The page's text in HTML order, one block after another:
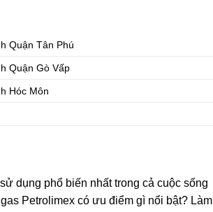
Quận Tân Phú
Quận Gò Vấp
Hóc Môn
dụng phổ biến nhất trong cả cuộc sống
​​Petrolimex có ưu điểm gì nổi bật? Làm